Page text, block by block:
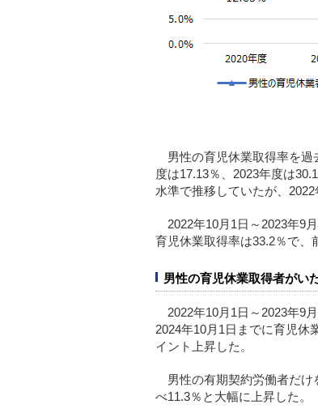
男性の育児休業取得率を過
度は17.13％、2023年度は
水準で推移していたが、
2022年10月1日～2023年9
育児休業取得率は33.2％で、
男性の育児休業取得者がい
2022年10月1日～2023年9
2024年10月1日までに育児休
イント上昇した。
男性の有期契約労働者だ
べ11.3％と大幅に上昇した。